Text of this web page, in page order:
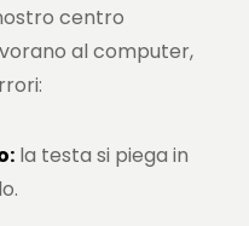
centro
al computer,
la testa si piega in